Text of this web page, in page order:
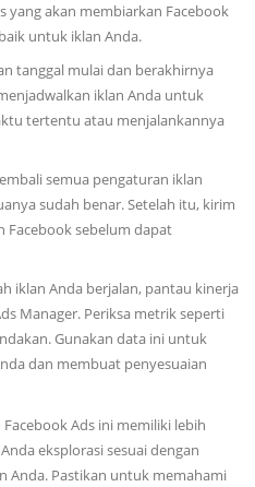
akan membiarkan Facebook
untuk iklan Anda.
tanggal mulai dan berakhirnya
iklan Anda untuk
tertentu atau menjalankannya
semua pengaturan iklan
sudah benar. Setelah itu, kirim
Facebook sebelum dapat
iklan Anda berjalan, pantau kinerja
Manager. Periksa metrik seperti
Gunakan data ini untuk
dan membuat penyesuaian
Ads ini memiliki lebih
eksplorasi sesuai dengan
Anda. Pastikan untuk memahami